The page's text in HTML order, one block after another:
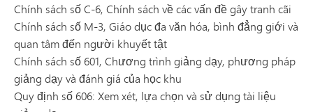
Chính sách số C-6, Chính sách về các vấn đề gây tranh cãi
Chính sách số M-3, Giáo dục đa văn hóa, bình đẳng giới và
quan tâm đến người khuyết tật
Chính sách số 601, Chương trình giảng dạy, phương pháp
giảng dạy và đánh giá của học khu
Quy định số 606: Xem xét, lựa chọn và sử dụng tài liệu